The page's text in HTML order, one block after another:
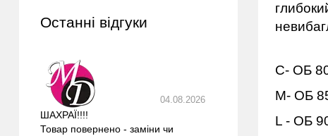
Останні відгуки
04.08.2026
ШАХРАЇ!!!!
Товар повернено - заміни чи
С- ОБ
M- ОБ
L - ОБ